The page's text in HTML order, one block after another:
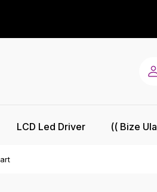
LCD Led Driver (( Bize